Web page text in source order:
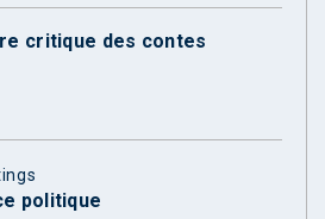
critique des contes
politique